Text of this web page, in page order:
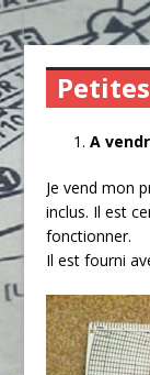
A
Je vend mon
inclus. Il est
fonctionner.
Il est fourni